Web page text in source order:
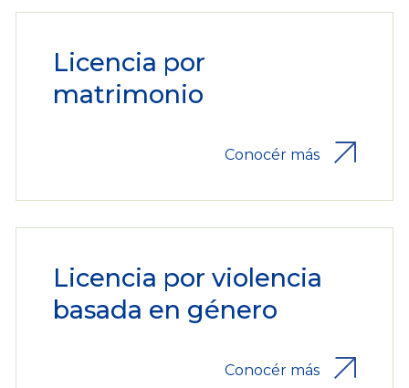
Licencia por
matrimonio
Conocér más
Licencia por violencia
basada en género
Conocér más